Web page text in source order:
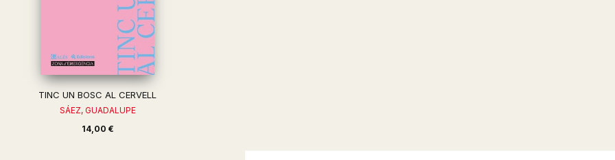
TINC UN BOSC AL CERVELL
SÁEZ, GUADALUPE
14,00 €